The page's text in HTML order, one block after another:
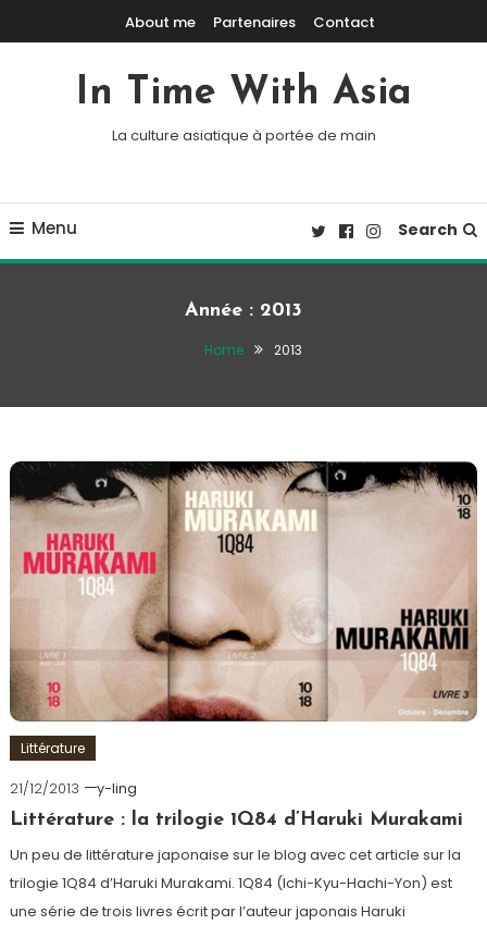
Skip To ContentAbout me Partenaires Contact
In Time With Asia
La culture asiatique à portée de main
Menu Search
Année : 2013
Home 2013
Littérature
21/12/2013
y-ling
Littérature : la trilogie 1Q84 d’Haruki Murakami
Un peu de littérature japonaise sur le blog avec cet article sur la
trilogie 1Q84 d’Haruki Murakami. 1Q84 (Ichi-Kyu-Hachi-Yon) est
une série de trois livres écrit par l’auteur japonais Haruki